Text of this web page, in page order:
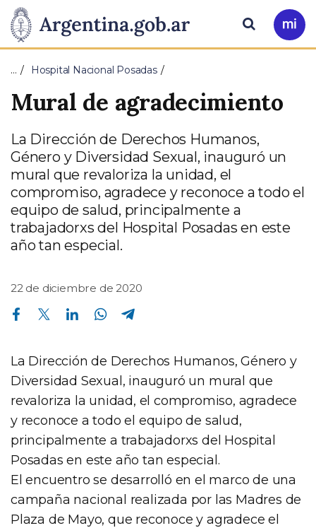
Presidencia
de
la
Pasar al contenido principal
Ir
a
Buscar
… Hospital Nacional Posadas
Mural de agradecimiento
La Dirección de Derechos Humanos,
Género y Diversidad Sexual, inauguró un
mural que revaloriza la unidad, el
compromiso, agradece y reconoce a todo el
equipo de salud, principalmente a
trabajadorxs del Hospital Posadas en este
año tan especial.
22 de diciembre de 2020
Compartir en Facebook Compartir en Twitter Compartir en Linkedin Compartir en Whatsapp
La Dirección de Derechos Humanos, Género y
Diversidad Sexual, inauguró un mural que
revaloriza la unidad, el compromiso, agradece
y reconoce a todo el equipo de salud,
principalmente a trabajadorxs del Hospital
Posadas en este año tan especial.
El encuentro se desarrolló en el marco de una
campaña nacional realizada por las Madres de
Plaza de Mayo, que reconoce y agradece el